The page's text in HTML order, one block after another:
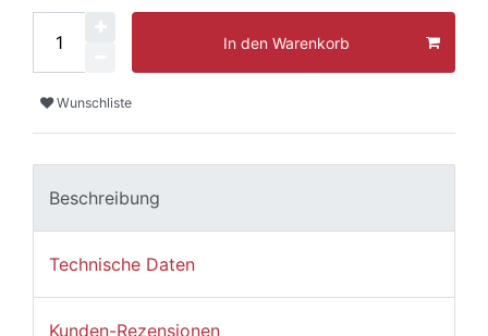
In den Warenkorb
Wunschliste
Beschreibung
Technische Daten
Kunden-Rezensionen